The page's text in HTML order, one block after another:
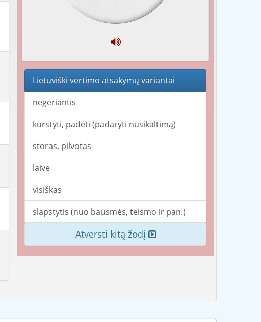
Lietuviški vertimo atsakymų variantai
negeriantis
kurstyti, padėti (padaryti nusikaltimą)
storas, pilvotas
laive
visiškas
slapstytis (nuo bausmės, teismo ir pan.)
Atversti kitą žodį